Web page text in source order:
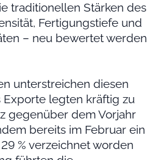
traditionellen Stärken des
Fertigungstiefe und
– neu bewertet werden
unterstreichen diesen
Exporte legten kräftig zu
gegenüber dem Vorjahr
bereits im Februar ein
% verzeichnet worden